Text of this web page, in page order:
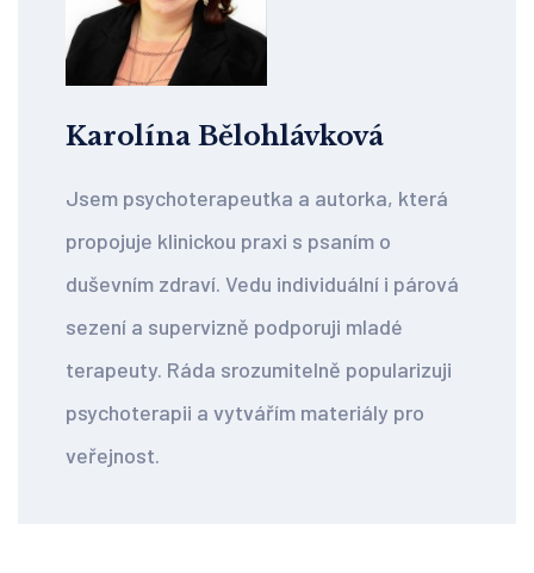
Karolína Bělohlávková
Jsem psychoterapeutka a autorka, která
propojuje klinickou praxi s psaním o
duševním zdraví. Vedu individuální i párová
sezení a supervizně podporuji mladé
terapeuty. Ráda srozumitelně popularizuji
psychoterapii a vytvářím materiály pro
veřejnost.